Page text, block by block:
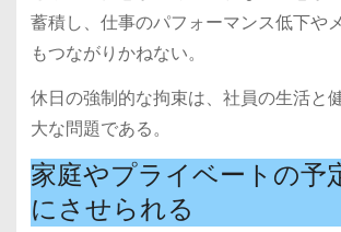
蓄積し、仕事のパフォーマンス低下や
もつながりかねない。
休日の強制的な拘束は、社員の生活と
大な問題である。
家庭やプライベートの予
にさせられる